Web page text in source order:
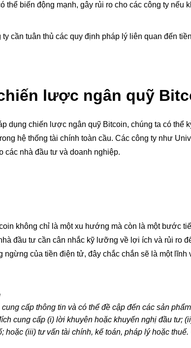
thể biến động mạnh, gây rủi ro cho các công ty nếu
ty cần tuân thủ các quy định pháp lý liên quan đến
lược ngân quỹ
dụng chiến lược ngân quỹ Bitcoin, chúng ta có thể
hệ thống tài chính toàn cầu. Các công ty như
các nhà đầu tư và doanh nghiệp.
không chỉ là một xu hướng mà còn là một bước
đầu tư cần cân nhắc kỹ lưỡng về lợi ích và rủi ro
ngừng của tiền điện tử, đây chắc chắn sẽ là một
cấp thông tin và có thể đề cập đến các sản
cung cấp (i) lời khuyên hoặc khuyến nghị đầu tư;
hoặc (iii) tư vấn tài chính, kế toán, pháp lý hoặc
có thể biến động mạnh. Bạn nên cân nhắc kỹ xem